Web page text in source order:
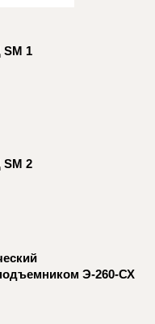
1
2
Э-260-СХ